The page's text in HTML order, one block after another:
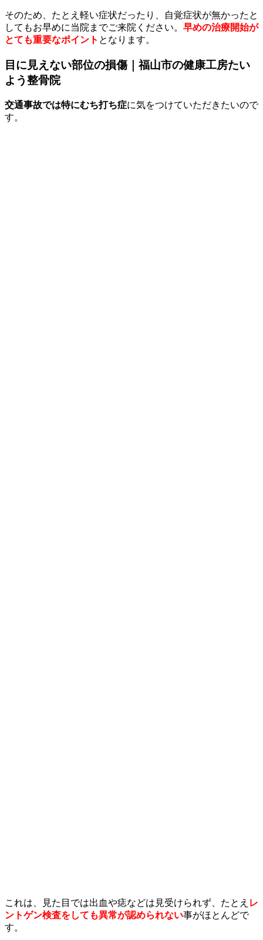
そのため、たとえ軽い症状だったり、自覚症状が無かったと
してもお早めに当院までご来院ください。 早めの治療開始が
とても重要なポイント となります。
目に見えない部位の損傷｜福山市の健康工房たい
よう整骨院
交通事故では特にむち打ち症に気をつけていただきたいので
す。
これは、見た目では出血や痣などは見受けられず、たとえ レ
ントゲン検査をしても異常が認められない事がほとんどで
す。